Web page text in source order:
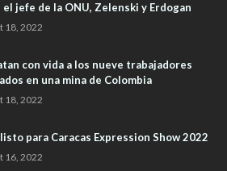
jefe de la ONU, Zelenski y Erdogan
18, 2022
con vida a los nueve trabajadores
en una mina de Colombia
18, 2022
para Caracas Expression Show 2022
16, 2022